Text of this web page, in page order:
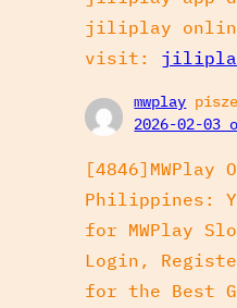
jiliplay
visit:
mwplay
2026-02-03
[4846]MWPlay
Philippines:
for MWPlay
Login,
for the Best